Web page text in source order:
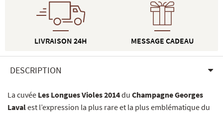
LIVRAISON 24H MESSAGE CADEAU
DESCRIPTION
La cuvée Les Longues Violes 2014du Champagne Georges
Lavalest l’expression la plus rare et la plus emblématique du